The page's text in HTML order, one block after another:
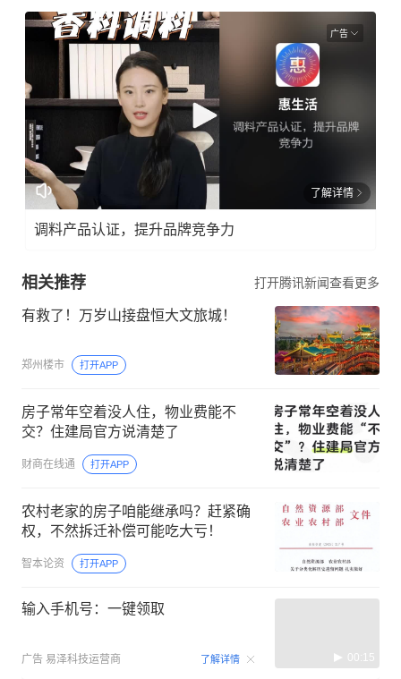
广告
了解详情
调料产品认证，提升品牌竞争力
相关推荐 打开腾讯新闻查看更多
有救了！万岁山接盘恒大文旅城！
郑州楼市 打开APP
房子常年空着没人住，物业费能不
交？住建局官方说清楚了
财商在线通 打开APP
农村老家的房子咱能继承吗？赶紧确
权，不然拆迁补偿可能吃大亏！
智本论资 打开APP
输入手机号：一键领取
广告 易泽科技运营商 了解详情 00:15